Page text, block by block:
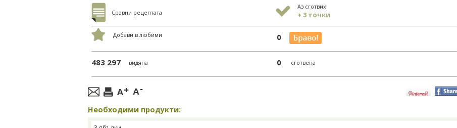
Сравни рецептата
Аз сготвих!
+ 3 точки
Добави в любими 0
483 297 видяна 0 сготвена
Необходими продукти: